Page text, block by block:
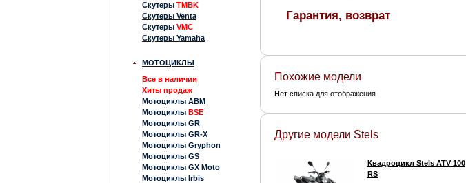
Скутеры TMBK
Скутеры Venta
Скутеры VMC
Скутеры Yamaha
МОТОЦИКЛЫ
Все в наличии
Хиты продаж
Мотоциклы ABM
Мотоциклы BSE
Мотоциклы GR
Мотоциклы GR-X
Мотоциклы Gryphon
Мотоциклы GS
Мотоциклы GX Moto
Мотоциклы Irbis
Гарантия, возврат
Похожие модели
Нет списка для отображения
Другие модели Stels
Квадроцикл Stels ATV 100
RS